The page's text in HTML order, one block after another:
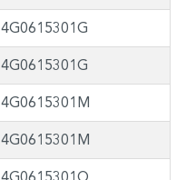
4G0615301G
4G0615301G
4G0615301M
4G0615301M